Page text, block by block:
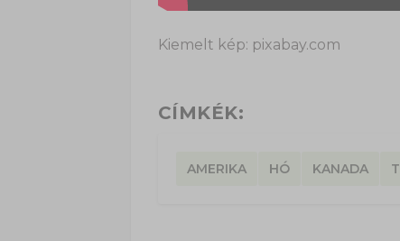
Kiemelt kép: pixabay.com
CÍMKÉK:
AMERIKA HÓ KANADA